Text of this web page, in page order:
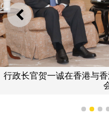
上一则
行政长官贺一诚在香港与
1 2 3